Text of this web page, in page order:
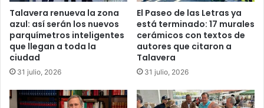
r
t
e
d
e
P
d
y
e
n
e
r
g
a
Talavera renueva la zona
azul: así serán los nuevos
parquímetros inteligentes
que llegan a toda la
ciudad
31 julio, 2026
El Paseo de las Letras ya
está terminado: 17 murales
cerámicos con textos de
autores que citaron a
Talavera
31 julio, 2026